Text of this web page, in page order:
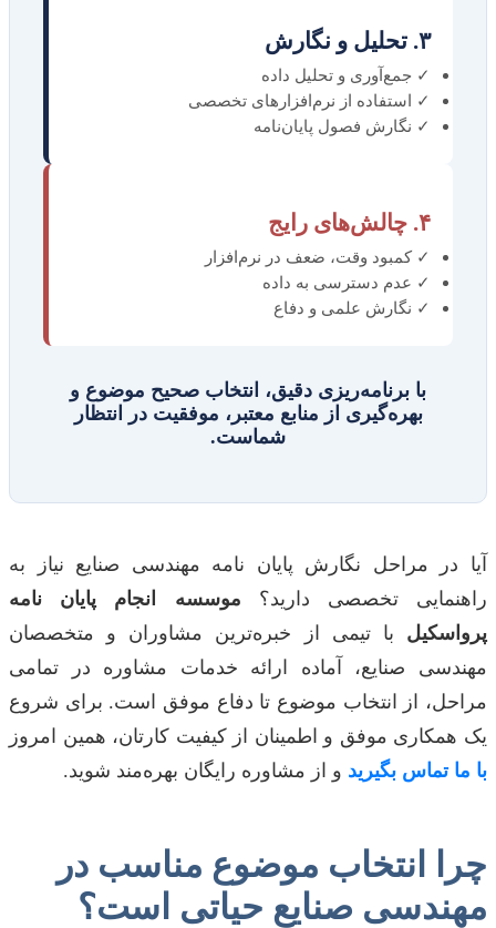
۳. تحلیل و نگارش
✓ جمع‌آوری و تحلیل داده
✓ استفاده از نرم‌افزارهای تخصصی
✓ نگارش فصول پایان‌نامه
۴. چالش‌های رایج
✓ کمبود وقت، ضعف در نرم‌افزار
✓ عدم دسترسی به داده
✓ نگارش علمی و دفاع
با برنامه‌ریزی دقیق، انتخاب صحیح موضوع و
بهره‌گیری از منابع معتبر، موفقیت در انتظار
شماست.
آیا در مراحل نگارش پایان نامه مهندسی صنایع نیاز به
راهنمایی تخصصی دارید؟ موسسه انجام پایان نامه
پرواسکیل با تیمی از خبره‌ترین مشاوران و متخصصان
مهندسی صنایع، آماده ارائه خدمات مشاوره در تمامی
مراحل، از انتخاب موضوع تا دفاع موفق است. برای شروع
یک همکاری موفق و اطمینان از کیفیت کارتان، همین امروز
با ما تماس بگیرید و از مشاوره رایگان بهره‌مند شوید.
چرا انتخاب موضوع مناسب در
مهندسی صنایع حیاتی است؟